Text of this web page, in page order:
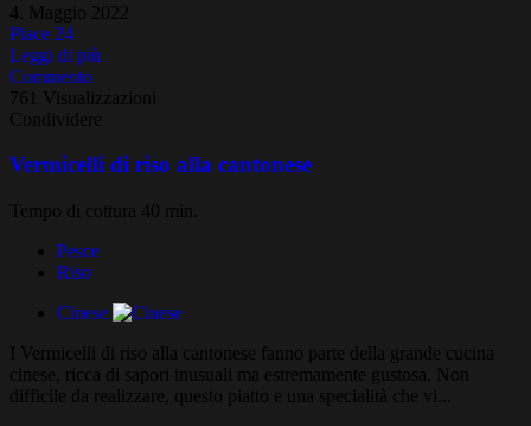
4. Maggio 2022
Piace 24
Leggi di più
Commento
761 Visualizzazioni
Condividere
Vermicelli di riso alla cantonese
Tempo di cottura 40 min.
Pesce
Riso
Cinese
I Vermicelli di riso alla cantonese fanno parte della grande cucina
cinese, ricca di sapori inusuali ma estremamente gustosa. Non
difficile da realizzare, questo piatto e una specialità che vi...